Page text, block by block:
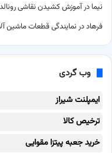
نیما درآموزش کشیدن نقاشی
فرهاددر نمایندگی قطعات ماشین
وب گردی
ایمپلنت شیراز
ترخیص کالا
خرید جعبه پیتزا مقوایی